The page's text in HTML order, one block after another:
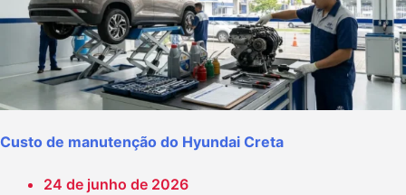
Custo de manutenção do Hyundai Creta
24 de junho de 2026